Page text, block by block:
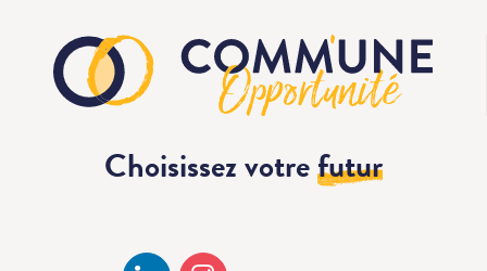
Choisissez votrefutur